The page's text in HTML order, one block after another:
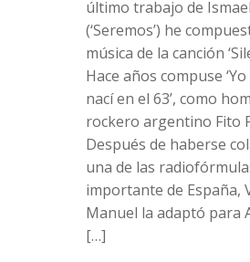
último trabajo de
(‘Seremos’) he
música de la canción
Hace años compuse
nací en el 63’, como
rockero argentino Fito
Después de haberse
una de las
importante de España,
Manuel la adaptó para
[…]